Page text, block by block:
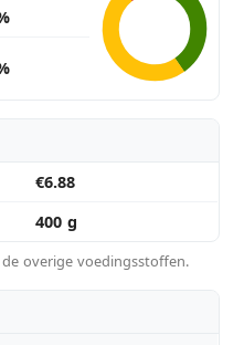
€6.88
400 g
overige voedingsstoffen.